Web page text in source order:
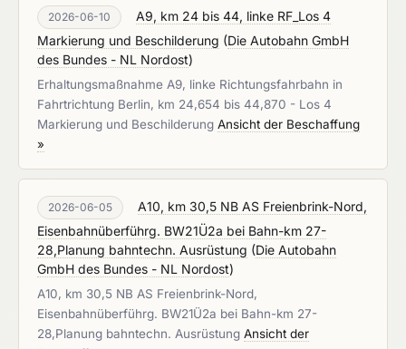
2026-06-10
A9, km 24 bis 44, linke RF_Los 4
Markierung und Beschilderung (Die Autobahn GmbH
des Bundes - NL Nordost)
Erhaltungsmaßnahme A9, linke Richtungsfahrbahn in
Fahrtrichtung Berlin, km 24,654 bis 44,870 - Los 4
Markierung und Beschilderung Ansicht der Beschaffung
»
2026-06-05
A10, km 30,5 NB AS Freienbrink-Nord,
Eisenbahnüberführg. BW21Ü2a bei Bahn-km 27-
28,Planung bahntechn. Ausrüstung (Die Autobahn
GmbH des Bundes - NL Nordost)
A10, km 30,5 NB AS Freienbrink-Nord,
Eisenbahnüberführg. BW21Ü2a bei Bahn-km 27-
28,Planung bahntechn. Ausrüstung Ansicht der